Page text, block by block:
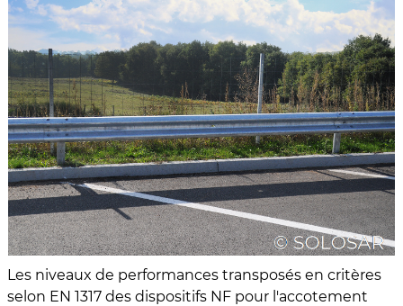
Les niveaux de performances transposés en critères
selon EN 1317 des dispositifs NF pour l'accotement